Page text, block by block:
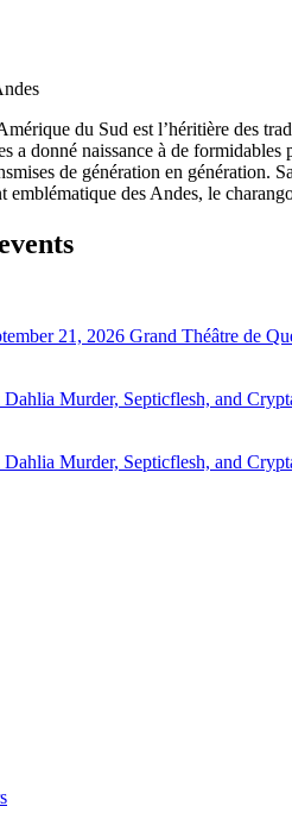
du Sud est l’héri­tière des
a donné naissance à de
de génération en génération.
embléma­tique des Andes, le
21, 2026 Grand Théâtre de
Murder, Septicflesh, and
Murder, Septicflesh, and